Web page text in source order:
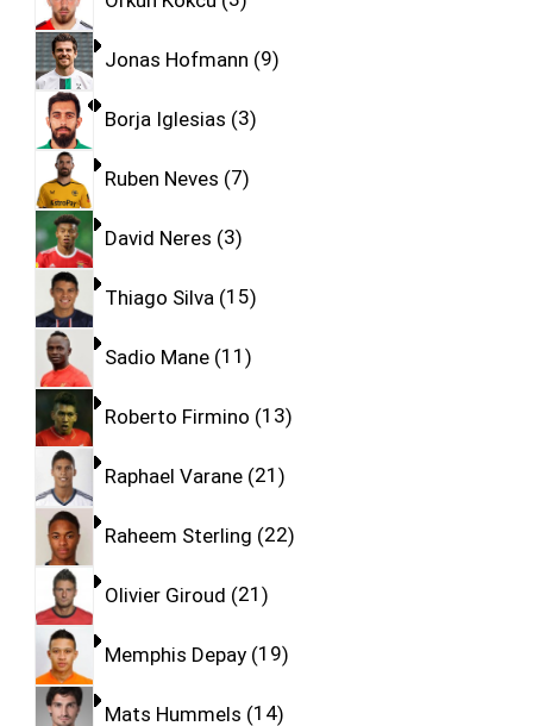
Jonas Hofmann 9
Borja Iglesias 3
Ruben Neves 7
David Neres 3
Thiago Silva 15
Sadio Mane 11
Roberto Firmino 13
Raphael Varane 21
Raheem Sterling 22
Olivier Giroud 21
Memphis Depay 19
Mats Hummels 14